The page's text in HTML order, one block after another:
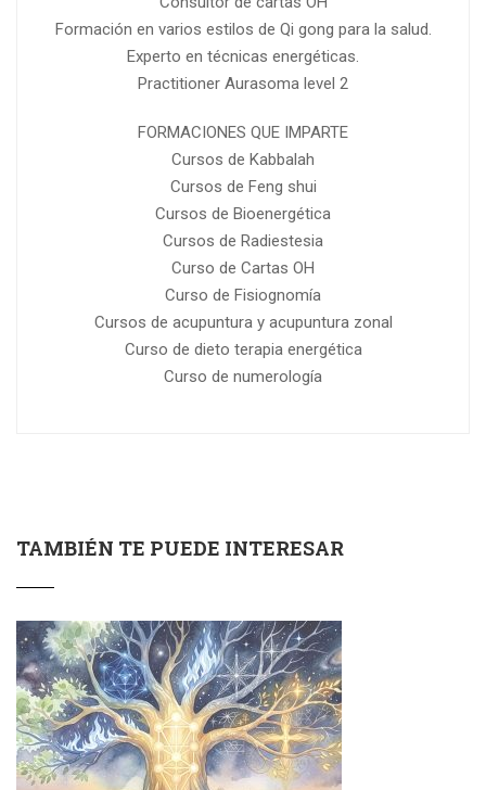
Formación en varios estilos de Qi gong para la salud.
Experto en técnicas energéticas.
Practitioner Aurasoma level 2
FORMACIONES QUE IMPARTE
Cursos de Kabbalah
Cursos de Feng shui
Cursos de Bioenergética
Cursos de Radiestesia
Curso de Cartas OH
Curso de Fisiognomía
Cursos de acupuntura y acupuntura zonal
Curso de dieto terapia energética
Curso de numerología
TAMBIÉN TE PUEDE INTERESAR